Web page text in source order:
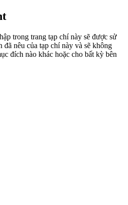
trong trang tạp chí này sẽ được sử
đã nêu của tạp chí này và sẽ không
đích nào khác hoặc cho bất kỳ bên